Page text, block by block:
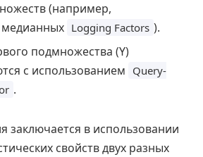
(например,
Logging Factors ).
подмножества (Y)
с использованием Query-
.
заключается в использовании
свойств двух разных